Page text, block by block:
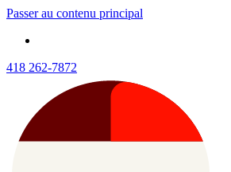
Passer au contenu principal
418 262-7872